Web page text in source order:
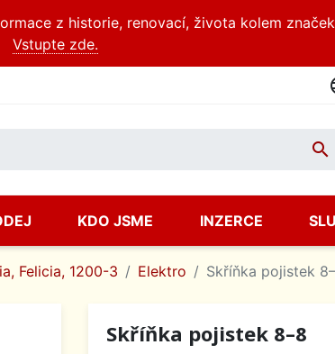
z historie, renovací, života kolem
Vstupte zde.

KDO JSME INZERCE
Felicia, 1200-3 Elektro Skříňka pojistek
Skříňka pojistek 8–8